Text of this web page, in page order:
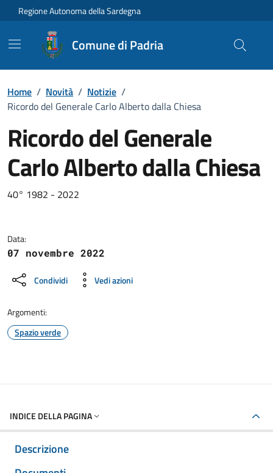
Vai ai contenuti
Vai al Footer
Regione Autonoma della Sardegna
Comune di Padria
Home / Novità / Notizie /
Ricordo del Generale Carlo Alberto dalla Chiesa
Ricordo del Generale
Carlo Alberto dalla Chiesa
Dettagli della notizia
40° 1982 - 2022
Data:
07 novembre 2022
Condividi Vedi azioni
Argomenti:
Spazio verde
INDICE DELLA PAGINA
Descrizione